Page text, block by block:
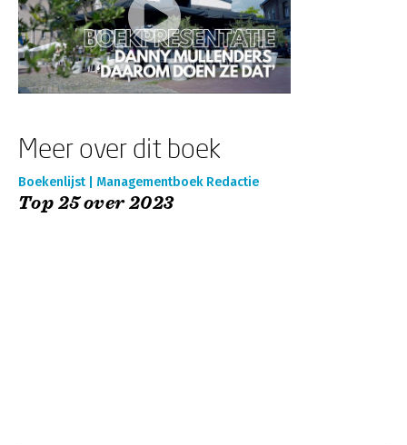
Meer over dit boek
Boekenlijst | Managementboek Redactie
Top 25 over 2023